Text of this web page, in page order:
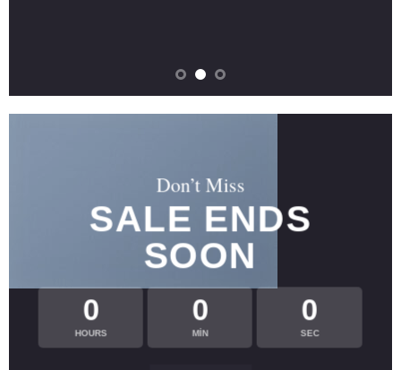
Don’t Miss
SALE ENDS
SOON
0
HOURS
0
MIN
0
SEC